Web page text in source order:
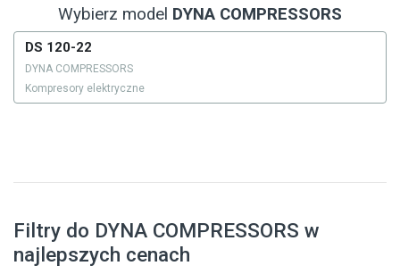
Wybierz model DYNA COMPRESSORS
DS 120-22
DYNA COMPRESSORS
Kompresory elektryczne
Filtry do DYNA COMPRESSORS w
najlepszych cenach